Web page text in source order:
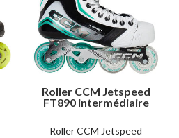
Roller CCM Jetspeed
FT890 intermédiaire
Roller CCM Jetspeed